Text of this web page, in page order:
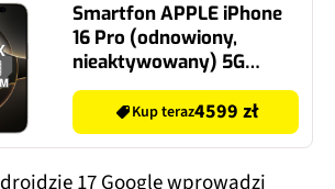
Smartfon APPLE iPhone
16 Pro (odnowiony,
nieaktywowany) 5G
256GB 6.3" 120Hz Tytan
naturalny (CPO) 2x eSIM
Kup teraz4599 zł